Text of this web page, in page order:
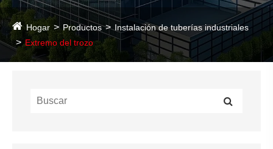
Hogar Productos
Instalación de tuberías industriales
Extremo del trozo